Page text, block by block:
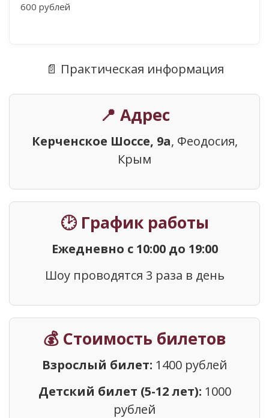
600 рублей
📄 Практическая информация
📍 Адрес
Керченское Шоссе, 9а, Феодосия,
Крым
🕑 График работы
Ежедневно с 10:00 до 19:00
Шоу проводятся 3 раза в день
💰 Стоимость билетов
Взрослый билет: 1400 рублей
Детский билет (5-12 лет): 1000
рублей